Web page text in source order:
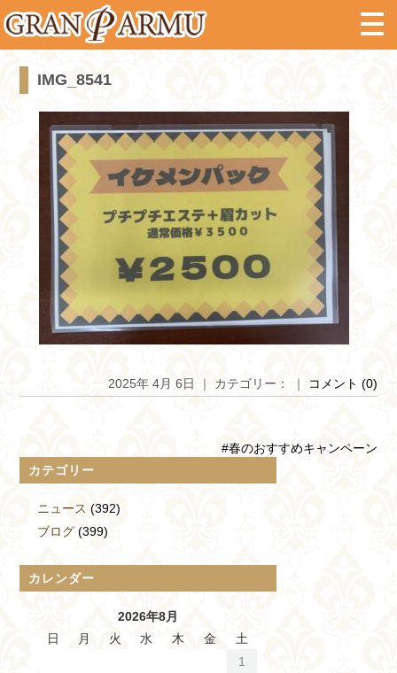
IMG_8541
2025年 4月 6日 ｜ カテゴリー： ｜ コメント (0)
#春のおすすめキャンペーン
カテゴリー
ニュース (392)
ブログ(399)
カレンダー
2026年8月
日
月 火 水 木 金
土
1